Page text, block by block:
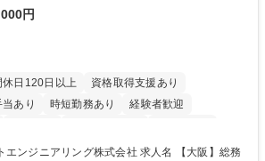
円
休日120日以上
資格取得支援あり
あり 時短勤務あり
経験者歓迎
み 服装自由 寮・社宅あり 食事補助あり
リング株式会社 求人名 【大阪】総務